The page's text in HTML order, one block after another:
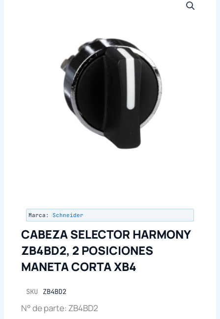
Marca: Schneider
CABEZA SELECTOR HARMONY
ZB4BD2, 2 POSICIONES
MANETA CORTA XB4
SKU ZB4BD2
N° de parte: ZB4BD2